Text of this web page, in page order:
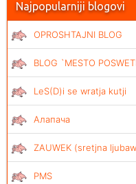
Najpopularniji blogovi
OPROSHTAJNI BLOG
BLOG `MESTO
LeS(D)i se wratja kutji
Алапача
ZAUWEK (sretjna
PMS